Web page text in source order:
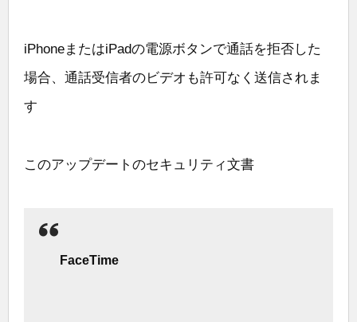
iPhoneまたはiPadの電源ボタンで通話を拒否した
場合、通話受信者のビデオも許可なく送信されま
す
このアップデートのセキュリティ文書
FaceTime